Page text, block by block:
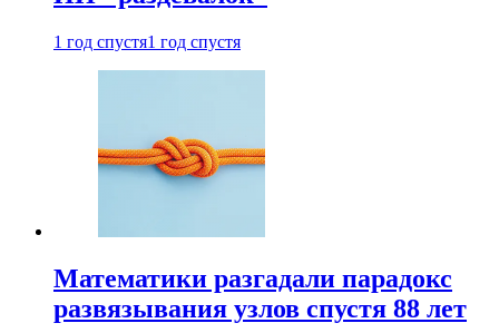
1 год спустя1 год спустя
Математики разгадали парадокс
развязывания узлов спустя 88 лет